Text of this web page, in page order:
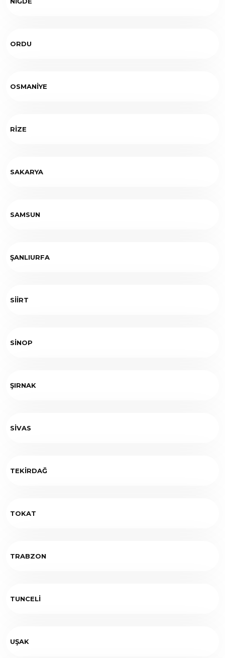
ORDU
OSMANİYE
RİZE
SAKARYA
SAMSUN
ŞANLIURFA
SİİRT
SİNOP
ŞIRNAK
SİVAS
TEKİRDAĞ
TOKAT
TRABZON
TUNCELİ
UŞAK